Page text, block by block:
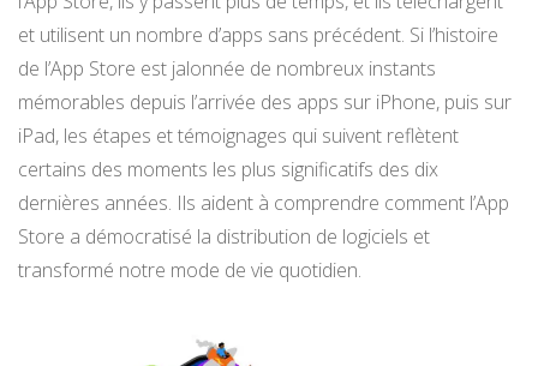
et utilisent un nombre d’apps sans précédent. Si l’histoire
de l’App Store est jalonnée de nombreux instants
mémorables depuis l’arrivée des apps sur iPhone, puis sur
iPad, les étapes et témoignages qui suivent reflètent
certains des moments les plus significatifs des dix
dernières années. Ils aident à comprendre comment l’App
Store a démocratisé la distribution de logiciels et
transformé notre mode de vie quotidien.